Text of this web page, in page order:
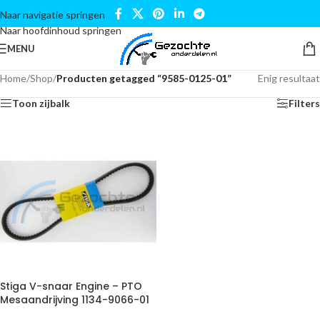
Naar navigatie springen
Naar hoofdinhoud springen
MENU
Home/Shop/Producten getagged “9585-0125-01” Enig resultaat
Toon zijbalk Filters
Stiga V-snaar Engine – PTO
Mesaandrijving 1134-9066-01